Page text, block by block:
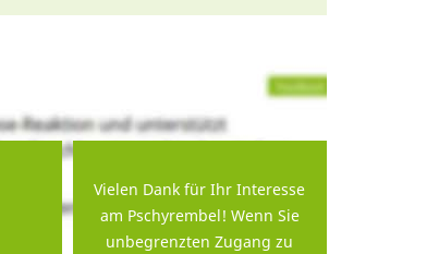
Vielen Dank für Ihr Interesse
am Pschyrembel! Wenn Sie
unbegrenzten Zugang zu